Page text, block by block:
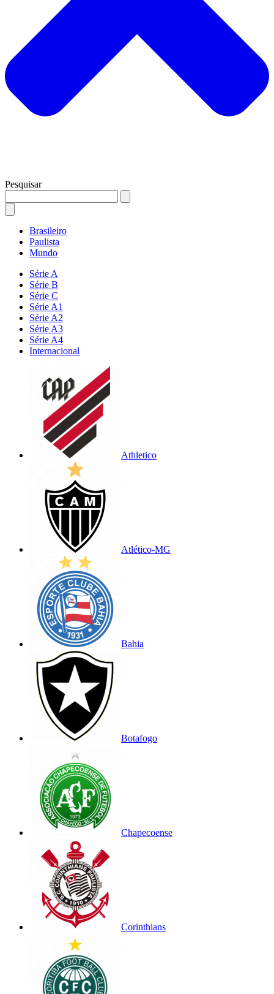
Pesquisar
Brasileiro
Paulista
Mundo
Série A
Série B
Série C
Série A1
Série A2
Série A3
Série A4
Internacional
Athletico
Atlético-MG
Bahia
Botafogo
Chapecoense
Corinthians